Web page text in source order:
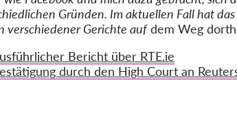
Gründen. Im aktuellen Fall hat
verschiedener Gerichte aufdem Weg
Bericht über RTE.ie
durch den High Court an